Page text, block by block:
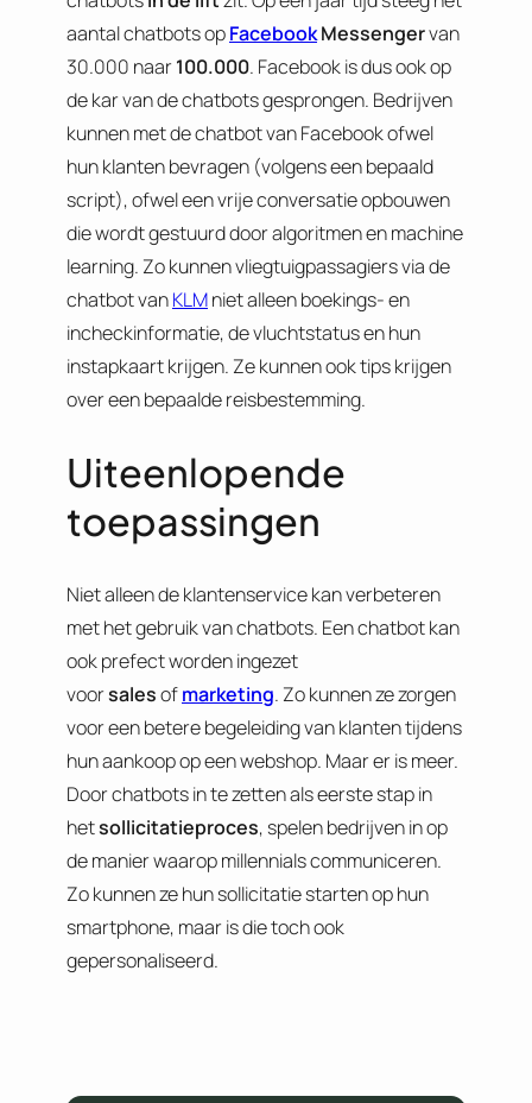
aantal chatbots opFacebookMessengervan
30.000 naar100.000. Facebook is dus ook op
de kar van de chatbots gesprongen. Bedrijven
kunnen met de chatbot van Facebook ofwel
hun klanten bevragen (volgens een bepaald
script), ofwel een vrije conversatie opbouwen
die wordt gestuurd door algoritmen en machine
learning. Zo kunnen vliegtuigpassagiers via de
chatbot vanKLMniet alleen boekings- en
incheckinformatie, de vluchtstatus en hun
instapkaart krijgen. Ze kunnen ook tips krijgen
over een bepaalde reisbestemming.
Uiteenlopende
toepassingen
Niet alleen de klantenservice kan verbeteren
met het gebruik van chatbots. Een chatbot kan
ook prefect worden ingezet
voorsalesofmarketing. Zo kunnen ze zorgen
voor een betere begeleiding van klanten tijdens
hun aankoop op een webshop. Maar er is meer.
Door chatbots in te zetten als eerste stap in
hetsollicitatieproces, spelen bedrijven in op
de manier waarop millennials communiceren.
Zo kunnen ze hun sollicitatie starten op hun
smartphone, maar is die toch ook
gepersonaliseerd.